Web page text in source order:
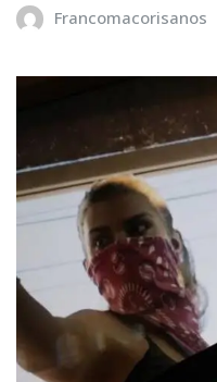
Francomacorisanos